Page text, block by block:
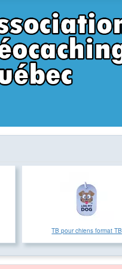
TB pour chiens format TB